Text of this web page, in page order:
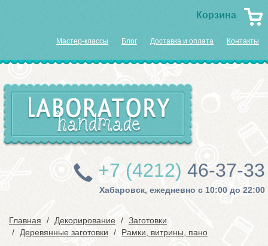
Корзина
Мастер-классы Блог Доставка и оплата Контакты
+7 (4212) 46-37-33
Хабаровск, ежедневно с 10:00 до 22:00
Главная Декорирование
Заготовки
Деревянные заготовки
Рамки, витрины, пано